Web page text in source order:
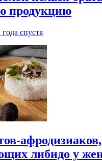
продукцию
года спустя
афродизиаков,
либидо у